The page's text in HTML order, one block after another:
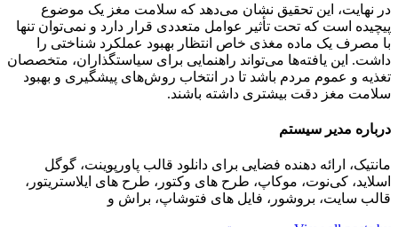
در نهایت، این تحقیق نشان می‌دهد که سلامت مغز یک موضوع
پیچیده است که تحت تأثیر عوامل متعددی قرار دارد و نمی‌توان تنها
با مصرف یک ماده مغذی خاص انتظار بهبود عملکرد شناختی را
داشت. این یافته‌ها می‌تواند راهنمایی برای سیاستگذاران، متخصصان
تغذیه و عموم مردم باشد تا در انتخاب روش‌های پیشگیری و بهبود
سلامت مغز دقت بیشتری داشته باشند.
درباره مدیر سیستم
مانتیک، ارائه دهنده فضایی برای دانلود قالب پاورپوینت، گوگل
اسلاید، کی‌نوت، موکاپ، طرح های وکتور، طرح های ایلاستریتور،
قالب سایت، بروشور، فایل های فتوشاپ، براش و